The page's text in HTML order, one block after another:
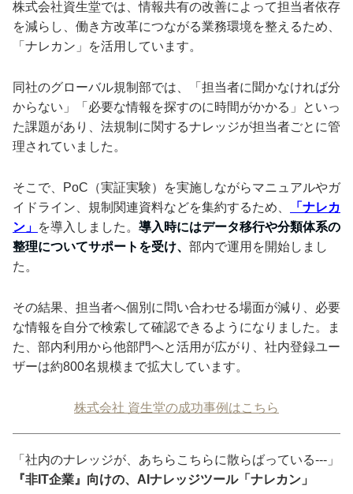
株式会社資生堂では、情報共有の改善によって担当者依存
を減らし、働き方改革につながる業務環境を整えるため、
「ナレカン」を活用しています。
同社のグローバル規制部では、「担当者に聞かなければ分
からない」「必要な情報を探すのに時間がかかる」といっ
た課題があり、法規制に関するナレッジが担当者ごとに管
理されていました。
そこで、PoC（実証実験）を実施しながらマニュアルやガ
イドライン、規制関連資料などを集約するため、
「ナレカ
ン」 を導入しました。 導入時にはデータ移行や分類体系の
整理についてサポートを受け、 部内で運用を開始しまし
た。
その結果、担当者へ個別に問い合わせる場面が減り、必要
な情報を自分で検索して確認できるようになりました。ま
た、部内利用から他部門へと活用が広がり、社内登録ユー
ザーは約800名規模まで拡大しています。
株式会社 資生堂の成功事例はこちら
「社内のナレッジが、あちらこちらに散らばっている---」
『非IT企業』向けの、AIナレッジツール「ナレカン」